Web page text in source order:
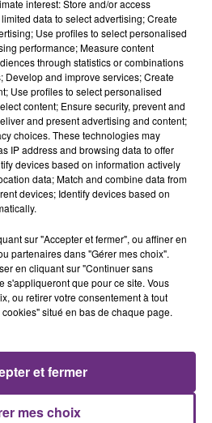
sont renforcées et les
et autres oiseaux captifs
milieu naturel de gibier à
surveillance renforcée de
mise en place.
DE CHOOZ
que la centrale
interest: Store and/or access
data to select advertising; Create
Use profiles to select personalised
performance; Measure content
through statistics or combinations
Develop and improve services; Create
Use profiles to select personalised
content; Ensure security, prevent and
and present advertising and content;
choices. These technologies may
IP address and browsing data to offer
devices based on information actively
data; Match and combine data from
devices; Identify devices based on
sur "Accepter et fermer", ou affiner en
partenaires dans "Gérer mes choix".
en cliquant sur "Continuer sans
s'appliqueront que pour ce site. Vous
ou retirer votre consentement à tout
situé en bas de chaque page.
mes choix
et fermer